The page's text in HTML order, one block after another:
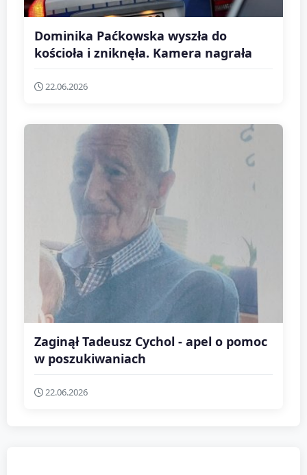
Dominika Paćkowska wyszła do
kościoła i zniknęła. Kamera nagrała
22.06.2026
Zaginął Tadeusz Cychol - apel o pomoc
w poszukiwaniach
22.06.2026